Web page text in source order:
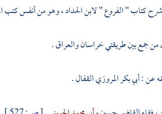
كتاب " الفروع "لابن الحداد، وهو من أنفس كتب
جمع بين طريقتيخراسانوالعراق.
عن :أبي بكر المروزي القفال.